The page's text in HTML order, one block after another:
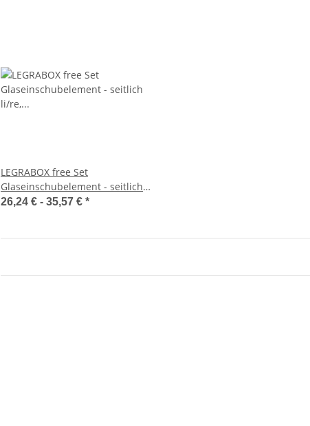
LEGRABOX free Set
Glaseinschubelement - seitlich
li/re, Höhe 138mm, NL=350-
26,24 € - 35,57 € *